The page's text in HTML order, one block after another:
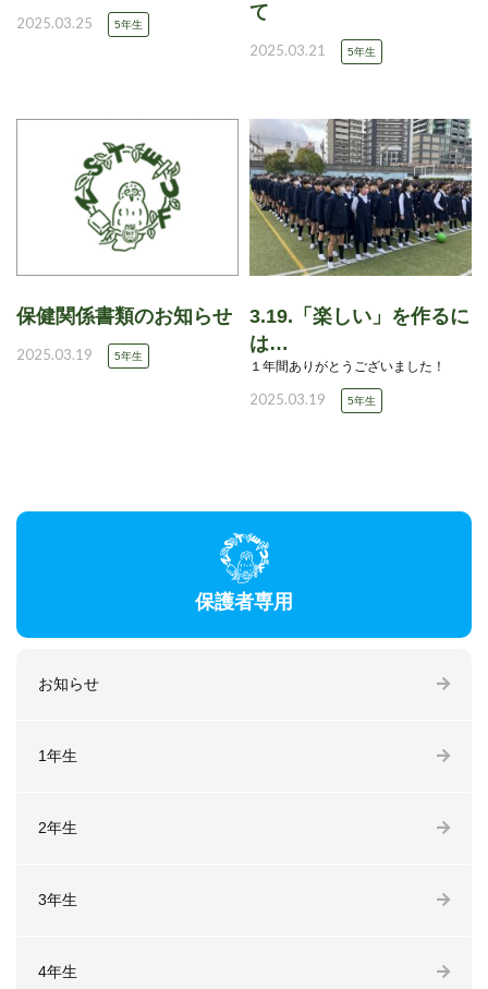
2025.03.25 5年生
て
2025.03.21 5年生
保健関係書類のお知らせ
2025.03.19 5年生
3.19.「楽しい」を作るに
は…
１年間ありがとうございました！
2025.03.19 5年生
保護者専用
お知らせ
1年生
2年生
3年生
4年生